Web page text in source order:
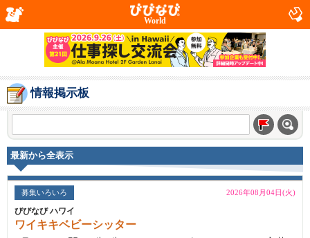
World
情報掲示板
最新から全表示
募集いろいろ 2026年08月04日(火)
びびなび ハワイ
ワイキキベビーシッター